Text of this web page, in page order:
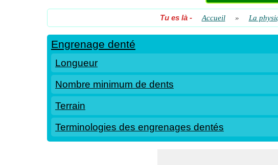
Tu es là- Accueil » La
Engrenage denté
Longueur
Nombre minimum de dents
Terrain
Terminologies des engrenages dentés